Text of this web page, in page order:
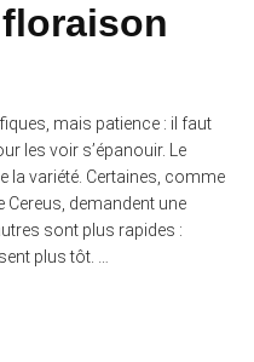
mais patience : il faut
les voir s’épanouir. Le
la variété. Certaines, comme
Cereus, demandent une
sont plus rapides :
plus tôt. …